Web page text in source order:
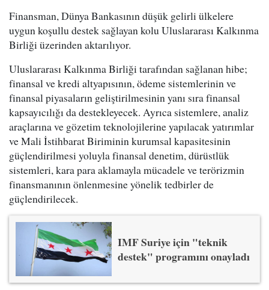
Finansman, Dünya Bankasının düşük gelirli ülkelere
uygun koşullu destek sağlayan kolu Uluslararası Kalkınma
Birliği üzerinden aktarılıyor.
Uluslararası Kalkınma Birliği tarafından sağlanan hibe;
finansal ve kredi altyapısının, ödeme sistemlerinin ve
finansal piyasaların geliştirilmesinin yanı sıra finansal
kapsayıcılığı da destekleyecek. Ayrıca sistemlere, analiz
araçlarına ve gözetim teknolojilerine yapılacak yatırımlar
ve Mali İstihbarat Biriminin kurumsal kapasitesinin
güçlendirilmesi yoluyla finansal denetim, dürüstlük
sistemleri, kara para aklamayla mücadele ve terörizmin
finansmanının önlenmesine yönelik tedbirler de
güçlendirilecek.
IMF Suriye için "teknik
destek" programını onayladı